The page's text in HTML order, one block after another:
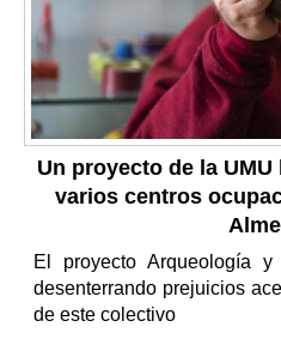
Un proyecto de la
varios centros
El proyecto Arqueología y
desenterrando prejuicios
de este colectivo